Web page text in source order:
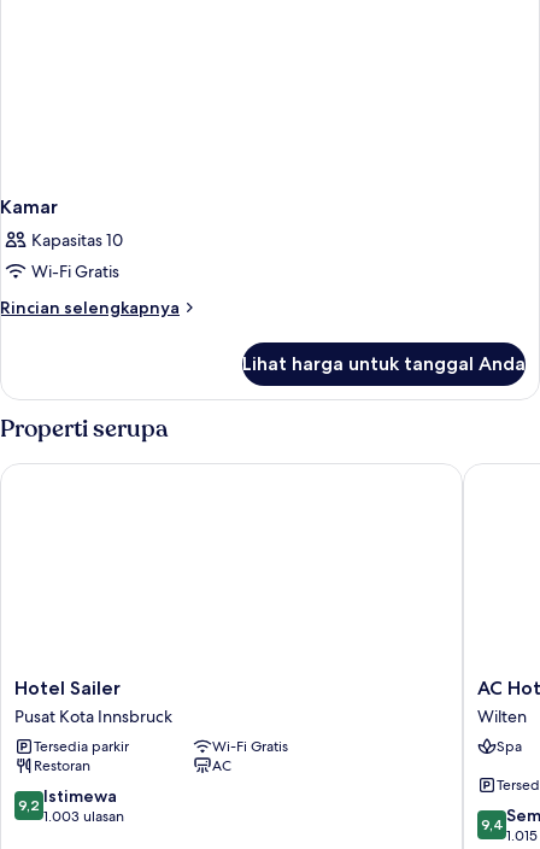
Kamar
Kapasitas 10
Wi-Fi Gratis
Rincian selengkapnya
Rincian
Kamar
Lihat harga untuk tanggal Anda
Properti serupa
Hotel
Sailer
Pusat
Kota
Innsbruck
Hotel Sailer
Pusat Kota Innsbruck
Tersedia parkir
Wi-Fi Gratis
Restoran
AC
9.2
dari
9,2 Istimewa
1.003 ulasan
Hotel Sailer
AC
Hotel
by
Marriott
Wilten
AC
Wilten
Spa
9.4
dari
9,4
AC